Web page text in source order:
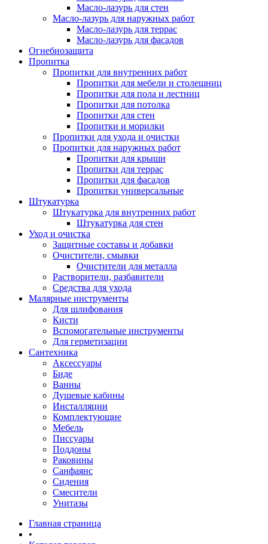
Масло-лазурь для стен
Масло-лазурь для наружных работ
Масло-лазурь для террас
Масло-лазурь для фасадов
Огнебиозащита
Пропитка
Пропитки для внутренних работ
Пропитки для мебели и столешниц
Пропитки для пола и лестниц
Пропитки для потолка
Пропитки для стен
Пропитки и морилки
Пропитки для ухода и очистки
Пропитки для наружных работ
Пропитки для крыши
Пропитки для террас
Пропитки для фасадов
Пропитки универсальные
Штукатурка
Штукатурка для внутренних работ
Штукатурка для стен
Уход и очистка
Защитные составы и добавки
Очистители, смывки
Очистители для металла
Растворители, разбавители
Средства для ухода
Малярные инструменты
Для шлифования
Кисти
Вспомогательные инструменты
Для герметизации
Сантехника
Аксессуары
Биде
Ванны
Душевые кабины
Инсталляции
Комплектующие
Мебель
Писсуары
Поддоны
Раковины
Санфаянс
Сидения
Смесители
Унитазы
Главная страница
•